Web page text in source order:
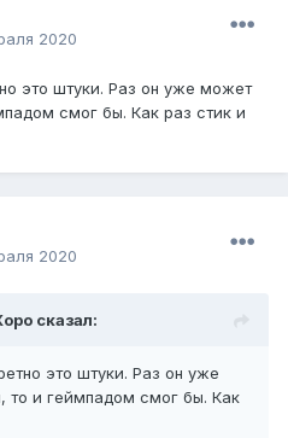
2020
это штуки. Раз он уже может
смог бы. Как раз стик и
2020
сказал:
это штуки. Раз он уже
то и геймпадом смог бы. Как